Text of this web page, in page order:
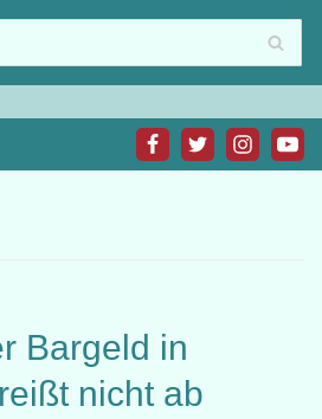
Bargeld in
nicht ab